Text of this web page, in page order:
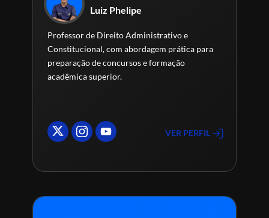
Luiz Phelipe
Professor de Direito Administrativo e
Constitucional, com abordagem prática para
preparação de concursos e formação
acadêmica superior.
VER PERFIL